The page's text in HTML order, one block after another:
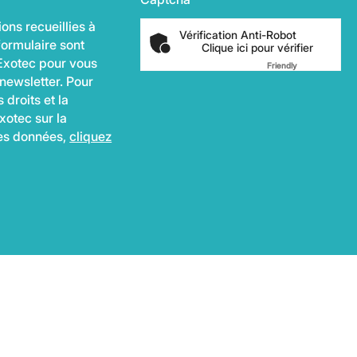
recueillies à
sont
pour vous
Pour
droits et la
sur la
données,cliquez
Vérification Anti-Robot
Clique ici pour vérifier
FriendlyCaptcha ⇗